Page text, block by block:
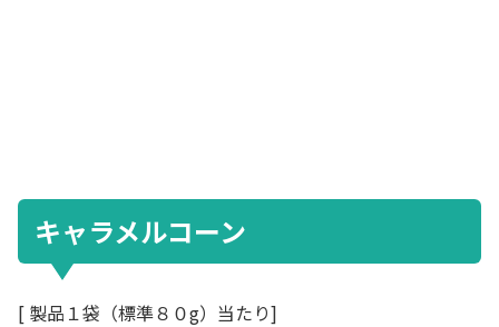
キャラメルコーン
[ 製品１袋（標準８０g）当たり]